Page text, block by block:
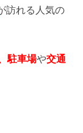
訪れる人気の
駐車場や交通